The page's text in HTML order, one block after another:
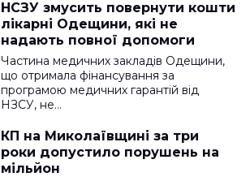
НСЗУ змусить повернути кошти
лікарні Одещини, які не
надають повної допомоги
Частина медичних закладів Одещини,
що отримала фінансування за
програмою медичних гарантій від
НЗСУ, не…
КП на Миколаївщині за три
роки допустило порушень на
мільйон